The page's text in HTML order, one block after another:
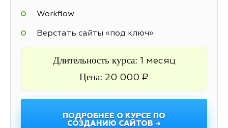
Workflow
Верстать сайты «под ключ»
Длительность курса: 1 месяц
Цена: 20 000 ₽
ПОДРОБНЕЕ О КУРСЕ ПО
СОЗДАНИЮ САЙТОВ →